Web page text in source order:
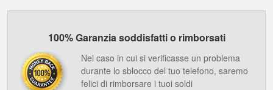
100% Garanzia soddisfatti o rimborsati
Nel caso in cui si verificasse un problema
durante lo sblocco del tuo telefono, saremo
felici di rimborsare i tuoi soldi